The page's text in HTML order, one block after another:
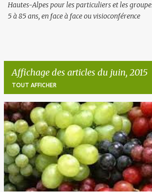
Hautes-Alpes pour les particuliers et les
5 à 85 ans, en face à face ou visioconférence
Affichage des articles du juin, 2015
TOUT AFFICHER
A
r
t
c